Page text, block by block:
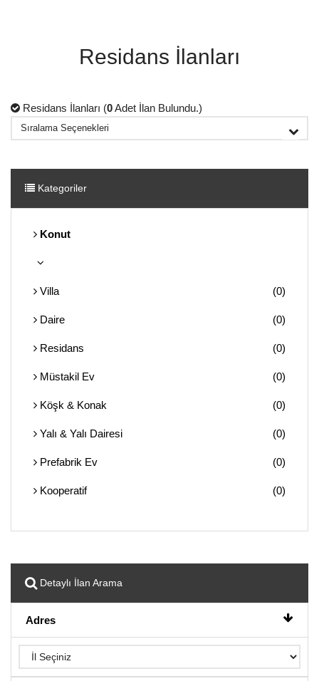
Residans İlanları
Residans İlanları (0Adet İlan Bulundu.)
Kategoriler
Konut
Villa (0)
Daire (0)
Residans (0)
Müstakil Ev (0)
Köşk & Konak (0)
Yalı & Yalı Dairesi (0)
Prefabrik Ev (0)
Kooperatif (0)
Detaylı İlan Arama
Adres